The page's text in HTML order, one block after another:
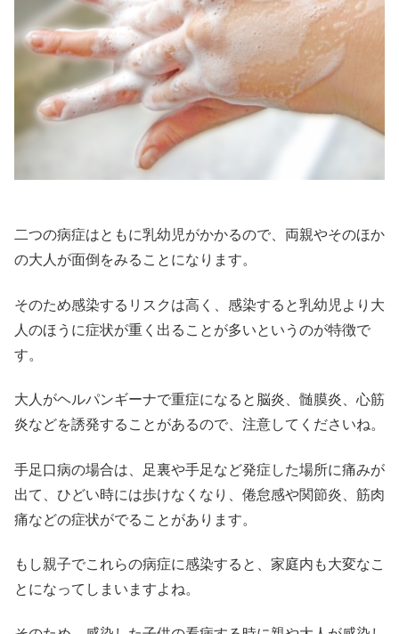
二つの病症はともに乳幼児がかかるので、両親やそのほか
の大人が面倒をみることになります。
そのため感染するリスクは高く、感染すると乳幼児より大
人のほうに症状が重く出ることが多いというのが特徴で
す。
大人がヘルパンギーナで重症になると脳炎、髄膜炎、心筋
炎などを誘発することがあるので、注意してくださいね。
手足口病の場合は、足裏や手足など発症した場所に痛みが
出て、ひどい時には歩けなくなり、倦怠感や関節炎、筋肉
痛などの症状がでることがあります。
もし親子でこれらの病症に感染すると、家庭内も大変なこ
とになってしまいますよね。